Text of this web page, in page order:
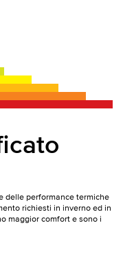
delle performance termiche
richiesti in inverno ed in
maggior comfort e sono i